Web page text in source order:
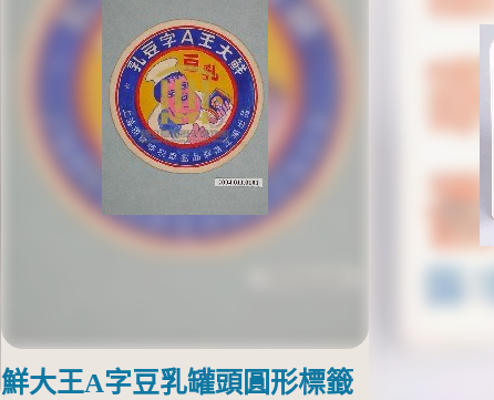
鮮大王A字豆乳罐頭圓形標籤